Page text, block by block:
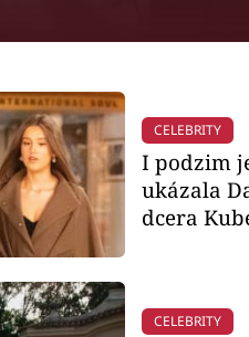
CELEBRITY
I podzim
ukázala
dcera
CELEBRITY